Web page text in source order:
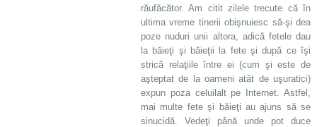
răufăcător. Am citit zilele trecute că în
ultima vreme tinerii obişnuiesc să-şi dea
poze nuduri unii altora, adică fetele dau
la băieţi şi băieţii la fete şi după ce îşi
strică relaţiile între ei (cum şi este de
aşteptat de la oameni atât de uşuratici)
expun poza celuilalt pe Internet. Astfel,
mai multe fete şi băieţi au ajuns să se
sinucidă. Vedeţi până unde pot duce